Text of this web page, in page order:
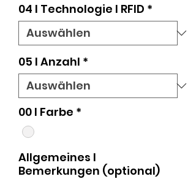
04 l Technologie I RFID *
05 l Anzahl *
00 I Farbe *
Allgemeines I
Bemerkungen (optional)